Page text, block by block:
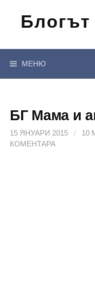
съдържанието
МЕНЮ
БГ Мама и
15 ЯНУАРИ 2015 / 10
КОМЕНТАРА